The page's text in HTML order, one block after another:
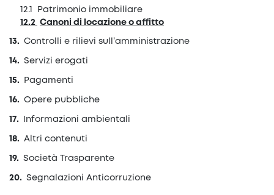
Patrimonio immobiliare
Canoni di locazione o affitto
Controlli e rilievi sull’amministrazione
Servizi erogati
Pagamenti
Opere pubbliche
Informazioni ambientali
Altri contenuti
Società Trasparente
Segnalazioni Anticorruzione